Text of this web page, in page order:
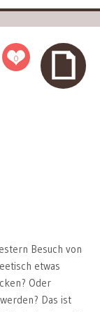
0
Besuch von
etwas
Oder
Das ist